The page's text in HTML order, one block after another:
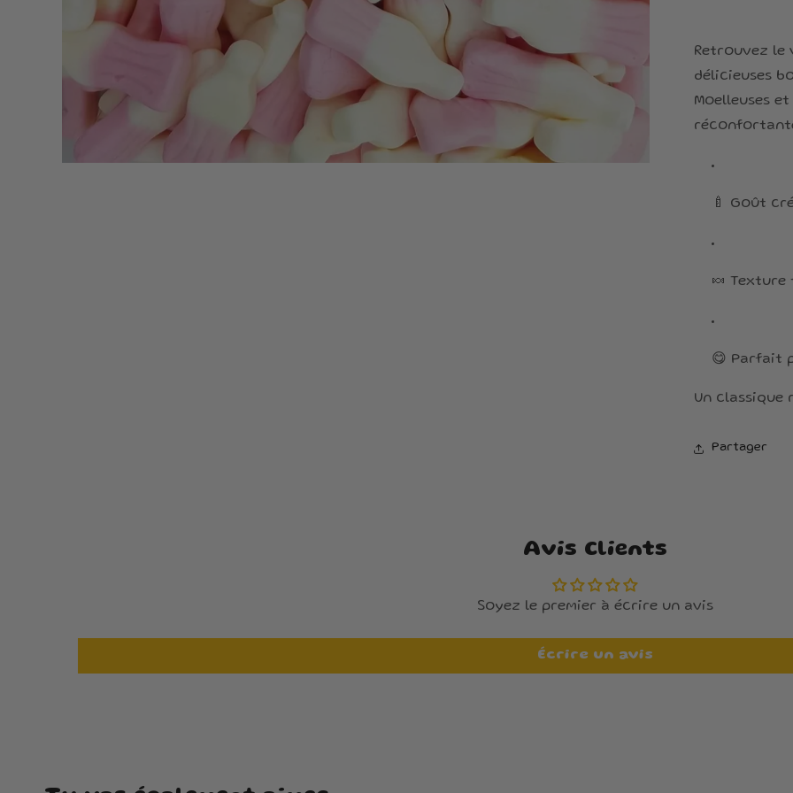
Retrouvez le
délicieuses
Moelleuses
🍼 Goût
🍬 Texture
😋 Parfait
Un
Partager
Avis Clients
Soyez le premier à écrire un avis
Écrire un avis